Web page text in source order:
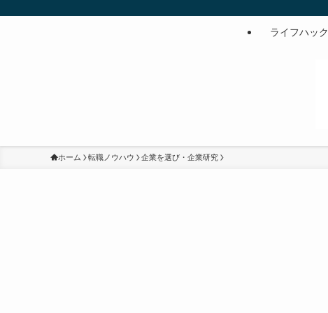
ライフハック
ホーム 転職ノウハウ 企業を選び・企業研究